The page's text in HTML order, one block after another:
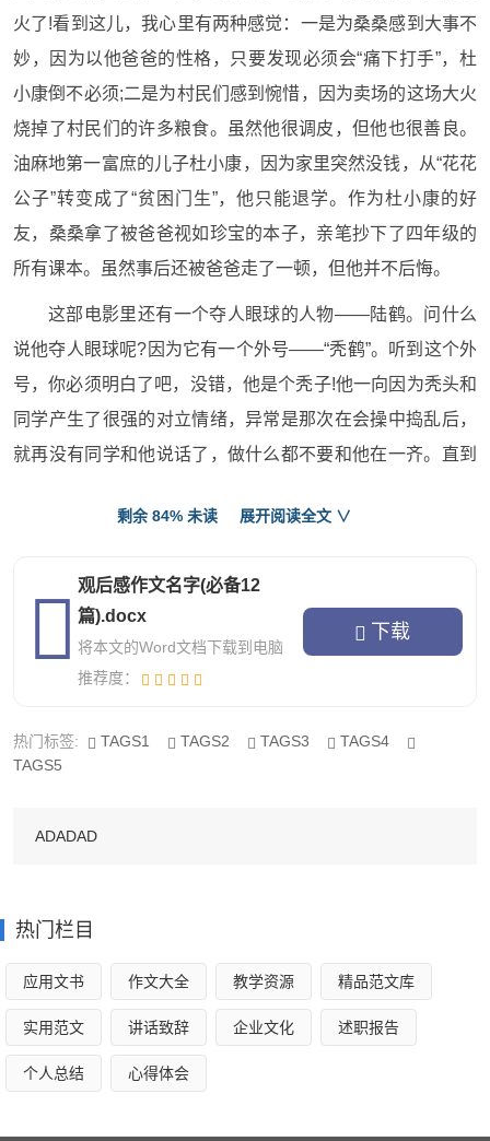
火了!看到这儿，我心里有两种感觉：一是为桑桑感到大事不
妙，因为以他爸爸的性格，只要发现必须会“痛下打手”，杜
小康倒不必须;二是为村民们感到惋惜，因为卖场的这场大火
烧掉了村民们的许多粮食。虽然他很调皮，但他也很善良。
油麻地第一富庶的儿子杜小康，因为家里突然没钱，从“花花
公子”转变成了“贫困门生”，他只能退学。作为杜小康的好
友，桑桑拿了被爸爸视如珍宝的本子，亲笔抄下了四年级的
所有课本。虽然事后还被爸爸走了一顿，但他并不后悔。
这部电影里还有一个夺人眼球的人物——陆鹤。问什么
说他夺人眼球呢?因为它有一个外号——“秃鹤”。听到这个外
号，你必须明白了吧，没错，他是个秃子!他一向因为秃头和
同学产生了很强的对立情绪，异常是那次在会操中捣乱后，
就再没有同学和他说话了，做什么都不要和他在一齐。直到
桑很严，但当桑桑得了重病时，他180度大转变，成为了一
个“贴心好爸爸”。他背着桑桑，先去了医院。医院说他们治
不了，他居然大发雷霆，丝毫没有平时那副还带点斯文的样
久，桑桑的病才好了。
看了看，《全城高考》让高考都过了五年的`我突然有了一些
莫名的感动，也许从电影制作来说，它是有好坏之分的，但
是我想这部电影所想要表达出的内容、情感是真实，那些感
动是真实。
还记得那年高考之前遇上了大地震，人们在沉浸在举国
剩余 84% 未读 展开阅读全文 ∨
观后感作文名字(必备12
篇).docx
将本文的Word文档下载到电脑
推荐度：
下载
热门标签: TAGS1 TAGS2 TAGS3
TAGS4
TAGS5
ADADAD
热门栏目
应用文书 作文大全 教学资源 精品范文库
实用范文 讲话致辞 企业文化 述职报告
个人总结 心得体会